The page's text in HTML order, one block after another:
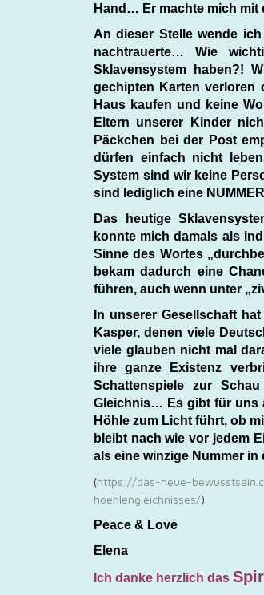
Hand… Er machte mich
An dieser Stelle wende
nachtrauerte… Wie
Sklavensystem haben?!
gechipten Karten verloren
Haus kaufen und keine
Eltern unserer Kinder
Päckchen bei der Post
dürfen einfach nicht
System sind wir keine
sind lediglich eine
Das heutige
konnte mich damals als
Sinne des Wortes
bekam dadurch eine
führen, auch wenn unter
In unserer Gesellschaft
Kasper, denen viele
viele glauben nicht mal
ihre ganze Existenz
Schattenspiele zur
Gleichnis… Es gibt für uns
Höhle zum Licht führt, ob
bleibt nach wie vor jedem
als eine winzige Nummer
(https://das-neue-
hoehlengleichnisses/)
Peace & Love
Elena
Ich danke herzlich das